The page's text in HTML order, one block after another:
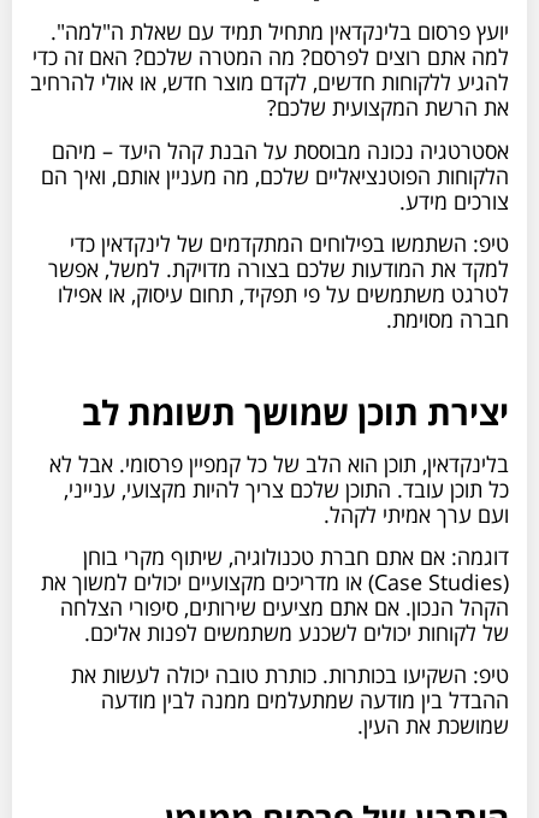
יועץ פרסום בלינקדאין מתחיל תמיד עם שאלת ה"למה".
למה אתם רוצים לפרסם? מה המטרה שלכם? האם זה כדי
להגיע ללקוחות חדשים, לקדם מוצר חדש, או אולי להרחיב
את הרשת המקצועית שלכם?
אסטרטגיה נכונה מבוססת על הבנת קהל היעד – מיהם
הלקוחות הפוטנציאליים שלכם, מה מעניין אותם, ואיך הם
צורכים מידע.
טיפ: השתמשו בפילוחים המתקדמים של לינקדאין כדי
למקד את המודעות שלכם בצורה מדויקת. למשל, אפשר
לטרגט משתמשים על פי תפקיד, תחום עיסוק, או אפילו
חברה מסוימת.
יצירת תוכן שמושך תשומת לב
בלינקדאין, תוכן הוא הלב של כל קמפיין פרסומי. אבל לא
כל תוכן עובד. התוכן שלכם צריך להיות מקצועי, ענייני,
ועם ערך אמיתי לקהל.
דוגמה: אם אתם חברת טכנולוגיה, שיתוף מקרי בוחן
(Case Studies) או מדריכים מקצועיים יכולים למשוך את
הקהל הנכון. אם אתם מציעים שירותים, סיפורי הצלחה
של לקוחות יכולים לשכנע משתמשים לפנות אליכם.
טיפ: השקיעו בכותרות. כותרת טובה יכולה לעשות את
ההבדל בין מודעה שמתעלמים ממנה לבין מודעה
שמושכת את העין.